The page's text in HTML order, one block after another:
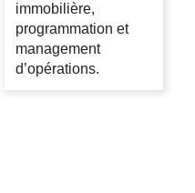
immobilière,
programmation et
management
d’opérations.